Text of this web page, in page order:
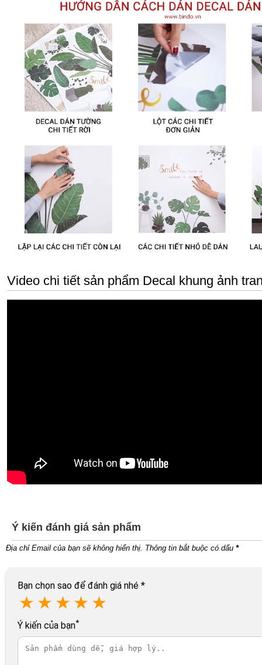
Video chi tiết sản phẩm Decal khung ảnh
Ý kiến đánh giá sản phẩm
Địa chỉ Email của bạn sẽ không hiển thị. Thông tin bắt buộc có dấu *
Bạn chọn sao để đánh giá nhé *
★ ★ ★ ★ ★
Ý kiến của bạn*